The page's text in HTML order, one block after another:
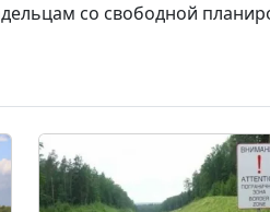
со свободной